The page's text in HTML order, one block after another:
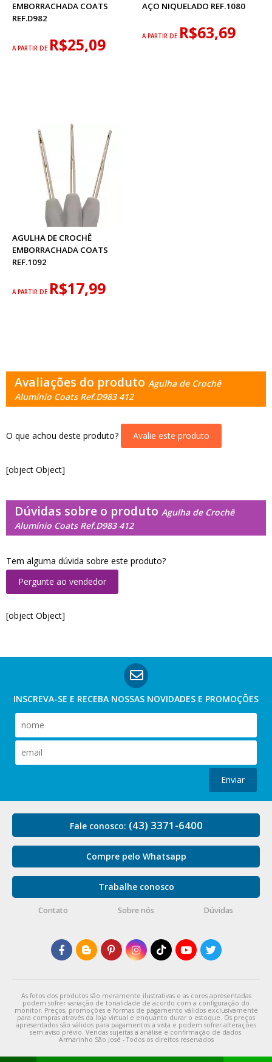
EMBORRACHADA COATS
REF.D982
A PARTIR DE R$25,09
AÇO NIQUELADO REF.1080
A PARTIR DE R$63,69
AGULHA DE CROCHÊ
EMBORRACHADA COATS
REF.1092
A PARTIR DE R$17,99
Avaliações do produto Agulha de Crochê
Alumínio Coats Ref.D983 412
O que achou deste produto? Avalie este produto
[object Object]
Dúvidas sobre o produto Agulha de Crochê
Alumínio Coats Ref.D983 412
Tem alguma dúvida sobre este produto?
Pergunte ao vendedor
[object Object]
INSCREVA-SE E RECEBA NOSSAS NOVIDADES E PROMOÇÕES
Enviar
Fale conosco: (43) 3371-6400
Compre pelo Whatsapp
Trabalhe conosco
Contato Sobre nós Dúvidas
As fotos dos produtos são meramente ilustrativas e as cores apresentadas
podem sofrer variação de tonalidade de acordo com a configuração do
monitor. Preços, promoções e formas de pagamento válidos exclusivamente
para compras através da loja virtual e enquanto durar o estoque. Os preços
apresentados são válidos para pagamentos a vista e podem sofrer alterações
sem aviso prévio. Vendas sujeitas a análise e confirmação de dados.
Armarinho São José - Todos os direitos reservados